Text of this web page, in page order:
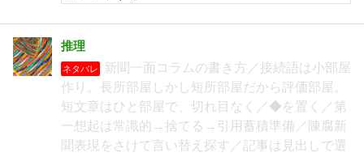
推理
ネタバレ
新聞一面コラムの書き方／接続語は小部屋
作り。長所部屋しかし短所部屋だから評価部屋。
短文章はひと部屋で、切れ目なく／◆を置く／第
一想起は常識的→捨てる→引用蓄積準備／陳腐新
聞表現をさけて言い替え探す／記事は見出しで選